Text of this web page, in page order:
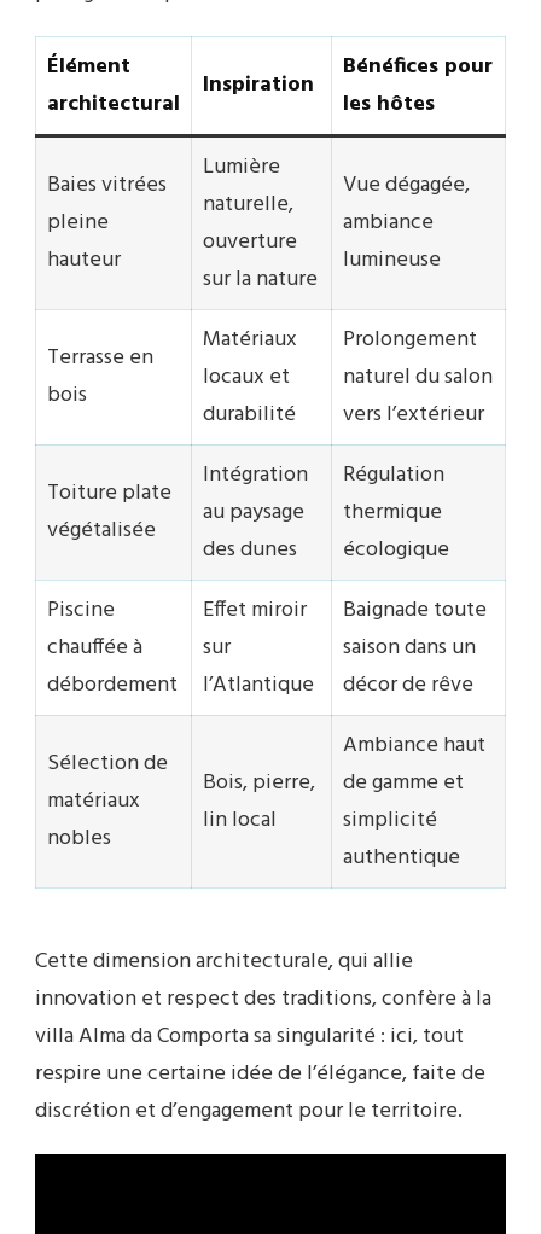
Élément
architectural
Inspiration
Bénéfices pour
les hôtes
Baies vitrées
pleine
hauteur
Lumière
naturelle,
ouverture
sur la nature
Vue dégagée,
ambiance
lumineuse
Terrasse en
bois
Matériaux
locaux et
durabilité
Prolongement
naturel du salon
vers l’extérieur
Toiture plate
végétalisée
Intégration
au paysage
des dunes
Régulation
thermique
écologique
Piscine
chauffée à
débordement
Effet miroir
sur
l’Atlantique
Baignade toute
saison dans un
décor de rêve
Sélection de
matériaux
nobles
Bois, pierre,
lin local
Ambiance haut
de gamme et
simplicité
authentique
Cette dimension architecturale, qui allie
innovation et respect des traditions, confère à la
villa Alma da Comporta sa singularité : ici, tout
respire une certaine idée de l’élégance, faite de
discrétion et d’engagement pour le territoire.